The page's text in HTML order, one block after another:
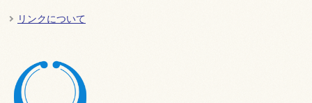
リンクについて